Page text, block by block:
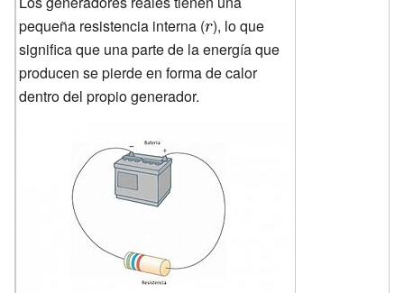
pequeña resistencia interna ( ), lo que
significa que una parte de la energía que
producen se pierde en forma de calor
dentro del propio generador.